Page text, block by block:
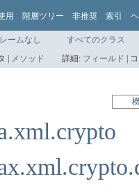
用 階層ツリー 非推奨 索引
ームなし
すべてのクラス
| メソッド 詳細: フィールド |